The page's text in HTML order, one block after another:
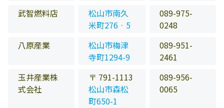
武智燃料店
松山市南久
米町276‐5
089-975-
0248
八原産業
松山市梅津
寺町1294-9
089-951-
2461
玉井産業株
式会社
〒 791-1113
松山市森松
町650-1
089-956-
0065